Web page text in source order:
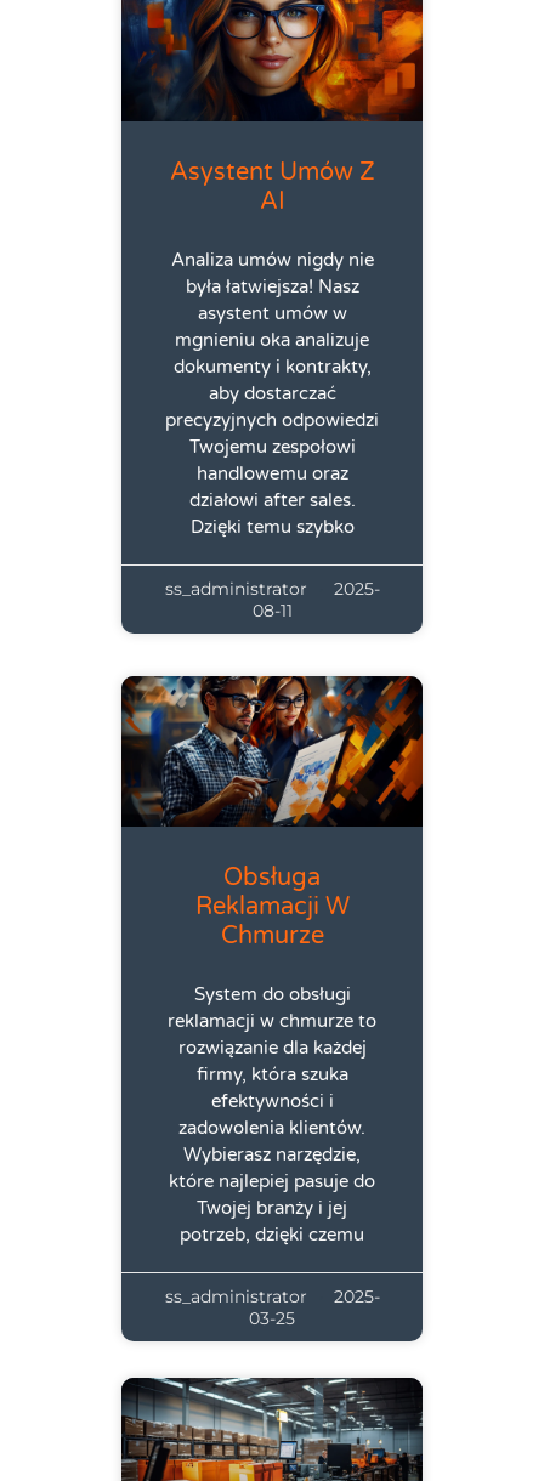
Asystent Umów Z
AI
Analiza umów nigdy nie
była łatwiejsza! Nasz
asystent umów w
mgnieniu oka analizuje
dokumenty i kontrakty,
aby dostarczać
precyzyjnych odpowiedzi
Twojemu zespołowi
handlowemu oraz
działowi after sales.
Dzięki temu szybko
ss_administrator
2025-
08-11
Obsługa
Reklamacji W
Chmurze
System do obsługi
reklamacji w chmurze to
rozwiązanie dla każdej
firmy, która szuka
efektywności i
zadowolenia klientów.
Wybierasz narzędzie,
które najlepiej pasuje do
Twojej branży i jej
potrzeb, dzięki czemu
ss_administrator
2025-
03-25